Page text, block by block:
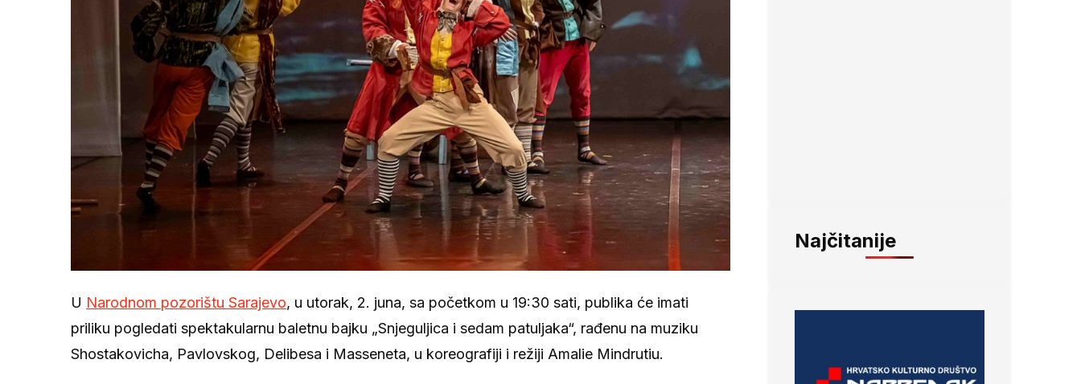
U Narodnom pozorištu Sarajevo, u utorak, 2. juna, sa početkom u 19:30 sati, publika će imati
priliku pogledati spektakularnu baletnu bajku „Snjeguljica i sedam patuljaka“, rađenu na muziku
Shostakovicha, Pavlovskog, Delibesa i Masseneta, u koreografiji i režiji Amalie Mindrutiu.
Najčitanije